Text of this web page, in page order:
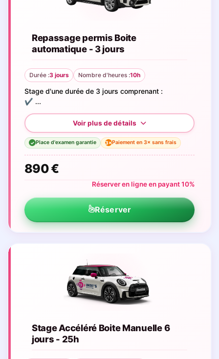
Repassage permis Boite
automatique - 3 jours
Durée :3 jours Nombre d'heures :10h
Stage d'une durée de 3 jours comprenant :
✔️ ...
✓ Place d'examen garantie 3×Paiement en 3× sans frais
890 €
Réserver en ligne en payant 10%
Réserver
Stage Accéléré Boite Manuelle 6
jours - 25h